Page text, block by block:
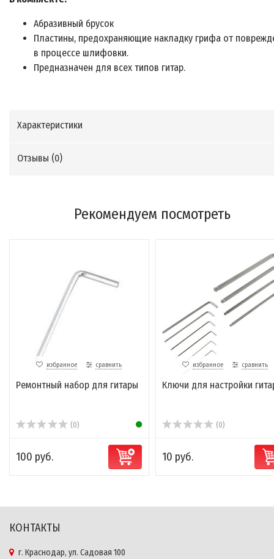
Абразивный брусок
Пластины, предохраняющие накладку грифа от
в процессе шлифовки.
Предназначен для всех типов гитар.
Характеристики
Отзывы (0)
Рекомендуем посмотреть
избранное сравнить
Ремонтный набор для гитары
(0)
100 руб.
избранное сравнить
Ключи для настройки
(0)
10 руб.
КОНТАКТЫ
г. Краснодар, ул. Садовая 100